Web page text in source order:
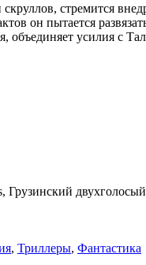
стремится
он пытается
объединяет усилия с
Грузинский
, Триллеры, Фантастика